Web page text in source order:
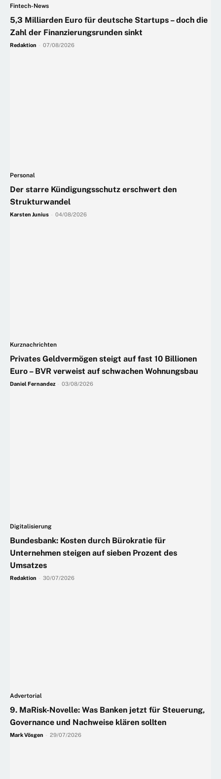
Fintech-News
5,3 Milliarden Euro für deutsche Startups – doch die
Zahl der Finanzierungsrunden sinkt
Redaktion 07/08/2026
Personal
Der starre Kündigungsschutz erschwert den
Strukturwandel
Karsten Junius 04/08/2026
Kurznachrichten
Privates Geldvermögen steigt auf fast 10 Billionen
Euro – BVR verweist auf schwachen Wohnungsbau
Daniel Fernandez 03/08/2026
Digitalisierung
Bundesbank: Kosten durch Bürokratie für
Unternehmen steigen auf sieben Prozent des
Umsatzes
Redaktion 30/07/2026
Advertorial
9. MaRisk-Novelle: Was Banken jetzt für Steuerung,
Governance und Nachweise klären sollten
Mark Vösgen 29/07/2026